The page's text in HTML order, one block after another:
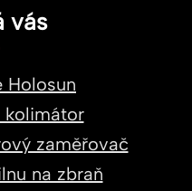
vás
Holosun
kolimátor
zaměřovač
na zbraň